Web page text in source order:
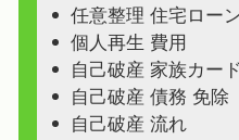
任意整理 住宅ロー
個人再生 費用
自己破産 家族カード
自己破産 債務 免除
自己破産 流れ